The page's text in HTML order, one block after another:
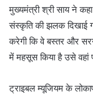
मुख्यमंत्री श्री साय ने
संस्कृति की झलक दिखाई
करेगी कि वे बस्तर और
में महसूस किया है उसे
ट्राइबल म्यूजियम के